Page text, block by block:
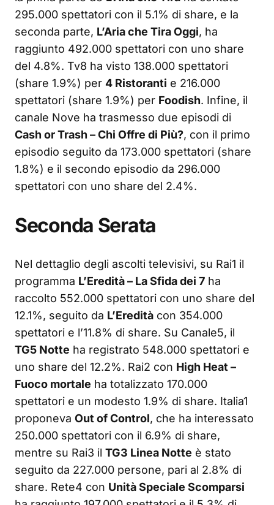
295.000 spettatori con il 5.1% di share, e la
seconda parte, L’Aria che Tira Oggi, ha
raggiunto 492.000 spettatori con uno share
del 4.8%. Tv8 ha visto 138.000 spettatori
(share 1.9%) per 4 Ristoranti e 216.000
spettatori (share 1.9%) per Foodish. Infine, il
canale Nove ha trasmesso due episodi di
Cash or Trash – Chi Offre di Più?, con il primo
episodio seguito da 173.000 spettatori (share
1.8%) e il secondo episodio da 296.000
spettatori con uno share del 2.4%.
Seconda Serata
Nel dettaglio degli ascolti televisivi, su Rai1 il
programma L’Eredità – La Sfida dei 7 ha
raccolto 552.000 spettatori con uno share del
12.1%, seguito da L’Eredità con 354.000
spettatori e l’11.8% di share. Su Canale5, il
TG5 Notte ha registrato 548.000 spettatori e
uno share del 12.2%. Rai2 con High Heat –
Fuoco mortale ha totalizzato 170.000
spettatori e un modesto 1.9% di share. Italia1
proponeva Out of Control, che ha interessato
250.000 spettatori con il 6.9% di share,
mentre su Rai3 il TG3 Linea Notte è stato
seguito da 227.000 persone, pari al 2.8% di
share. Rete4 con Unità Speciale Scomparsi